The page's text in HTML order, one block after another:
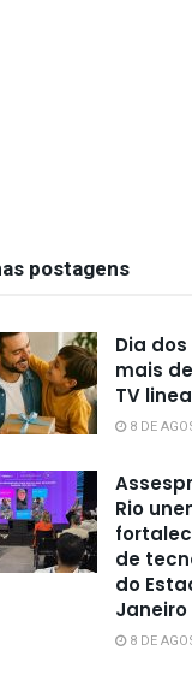
postagens
Dia
mais
TV
8 DE
Rio
de
do
Janeiro
8 DE